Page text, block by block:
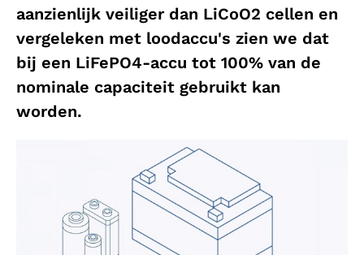
aanzienlijk veiliger dan LiCoO2 cellen en
vergeleken met loodaccu's zien we dat
bij een LiFePO4-accu tot 100% van de
nominale capaciteit gebruikt kan
worden.